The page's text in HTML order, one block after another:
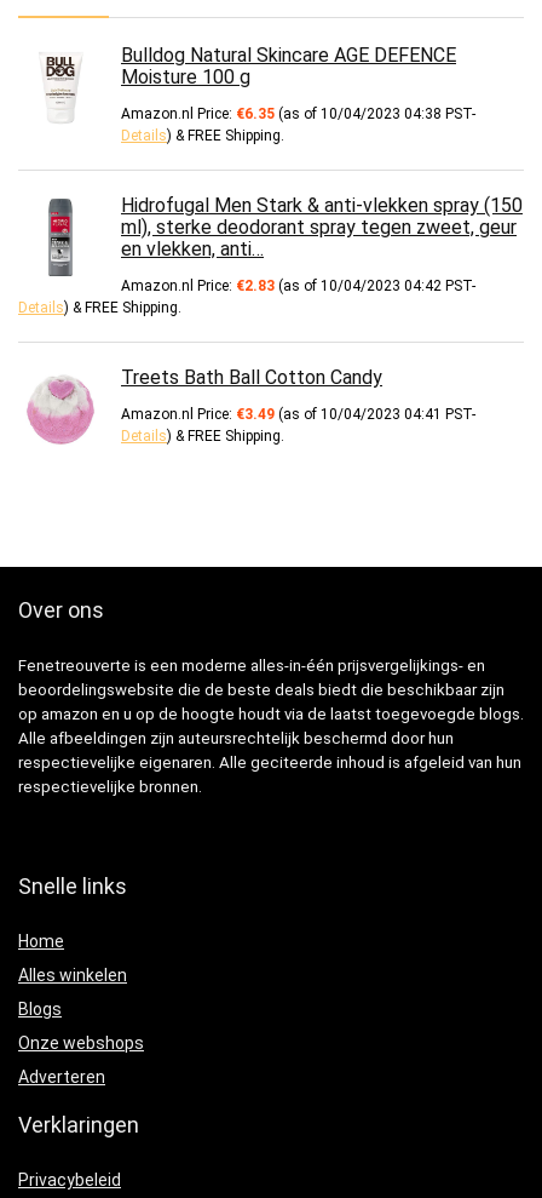
Bulldog Natural Skincare AGE DEFENCE
Moisture 100 g
Amazon.nl Price: €6.35 (as of 10/04/2023 04:38 PST-
Details) & FREE Shipping.
Hidrofugal Men Stark & anti-vlekken spray (150
ml), sterke deodorant spray tegen zweet, geur
en vlekken, anti…
Amazon.nl Price: €2.83 (as of 10/04/2023 04:42 PST-
Details) & FREE Shipping.
Treets Bath Ball Cotton Candy
Amazon.nl Price: €3.49 (as of 10/04/2023 04:41 PST-
Details) & FREE Shipping.
Over ons
Fenetreouverte is een moderne alles-in-één prijsvergelijkings- en
beoordelingswebsite die de beste deals biedt die beschikbaar zijn
op amazon en u op de hoogte houdt via de laatst toegevoegde blogs.
Alle afbeeldingen zijn auteursrechtelijk beschermd door hun
respectievelijke eigenaren. Alle geciteerde inhoud is afgeleid van hun
respectievelijke bronnen.
Snelle links
Home
Alles winkelen
Blogs
Onze webshops
Adverteren
Verklaringen
Privacybeleid